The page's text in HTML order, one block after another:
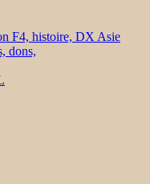
F4, histoire, DX Asie
dons,